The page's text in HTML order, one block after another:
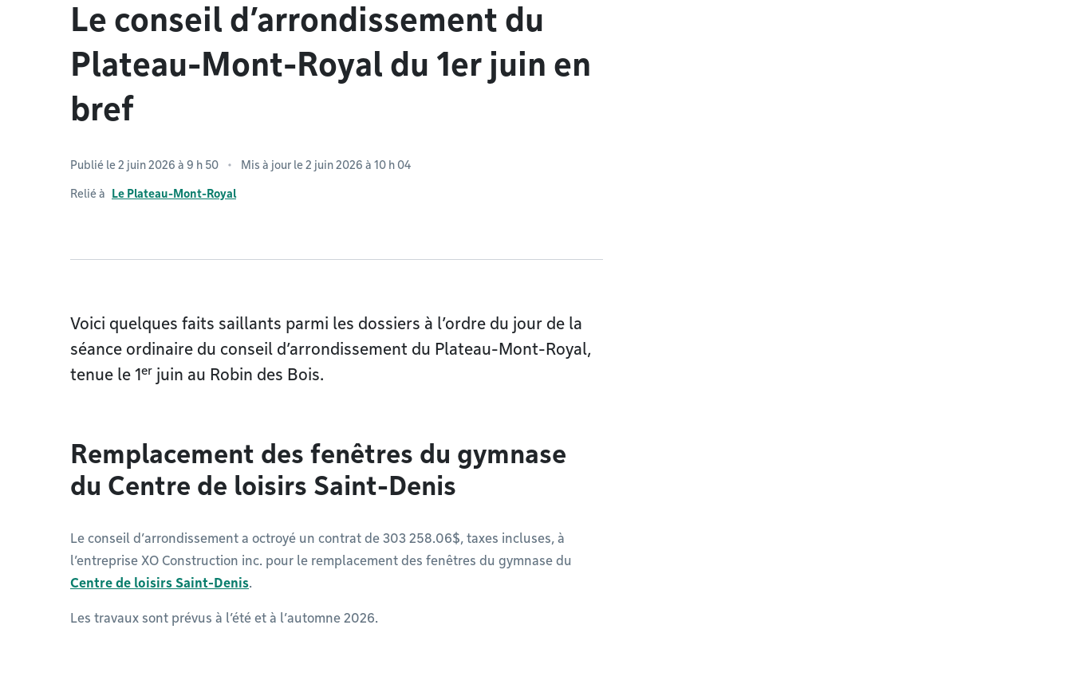
Le conseil d’arrondissement du
Plateau-Mont-Royal du 1er juin en
bref
Publié le 2 juin 2026 à 9 h 50 Mis à jour le 2 juin 2026 à 10 h 04
Relié à Le Plateau-Mont-Royal
Voici quelques faits saillants parmi les dossiers à l’ordre du jour de la
séance ordinaire du conseil d’arrondissement du Plateau-Mont-Royal,
tenue le 1er juin au Robin des Bois.
Remplacement des fenêtres du gymnase
du Centre de loisirs Saint-Denis
Le conseil d’arrondissement a octroyé un contrat de 303 258.06$, taxes incluses, à
l’entreprise XO Construction inc. pour le remplacement des fenêtres du gymnase du
Centre de loisirs Saint-Denis.
Les travaux sont prévus à l’été et à l’automne 2026.